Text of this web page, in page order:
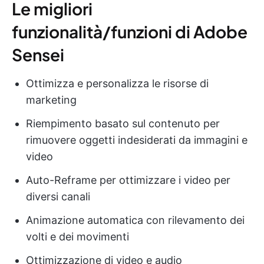
Le migliori
funzionalità/funzioni di Adobe
Sensei
Ottimizza e personalizza le risorse di
marketing
Riempimento basato sul contenuto per
rimuovere oggetti indesiderati da immagini e
video
Auto-Reframe per ottimizzare i video per
diversi canali
Animazione automatica con rilevamento dei
volti e dei movimenti
Ottimizzazione di video e audio